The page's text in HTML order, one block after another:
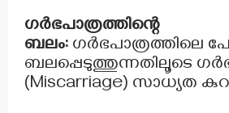
ഗർഭപാത്രത്തിന്റെ
ബലം: ഗർഭപാത്രത്തിലെ
ബലപ്പെടുത്തുന്നതിലൂടെ
(Miscarriage) സാധ്യത